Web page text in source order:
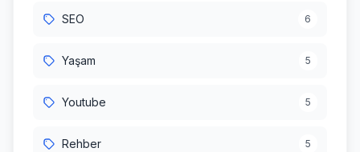
SEO 6
Yaşam 5
Youtube 5
Rehber 5